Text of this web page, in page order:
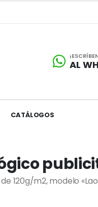
AL
CATÁLOGOS
120g/m2, modelo